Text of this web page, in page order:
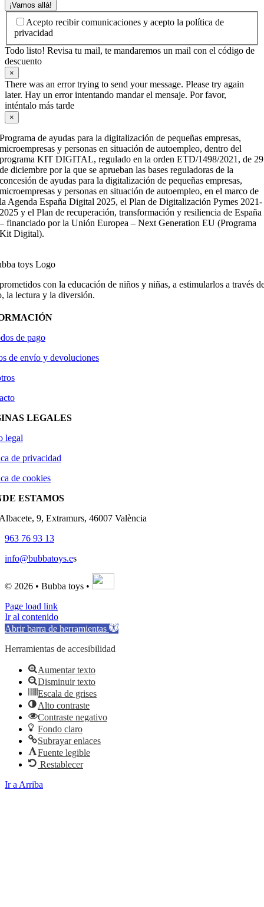
¡Vamos allá!
Acepto recibir comunicaciones y acepto la política de
privacidad
Todo listo! Revisa tu mail, te mandaremos un mail con el código de
descuento
×
There was an error trying to send your message. Please try again
later. Hay un error intentando mandar el mensaje. Por favor,
inténtalo más tarde
×
Programa de ayudas para la digitalización de pequeñas empresas,
microempresas y personas en situación de autoempleo, dentro del
programa KIT DIGITAL, regulado en la orden ETD/1498/2021, de 29
de diciembre por la que se aprueban las bases reguladoras de la
concesión de ayudas para la digitalización de pequeñas empresas,
microempresas y personas en situación de autoempleo, en el marco de
la Agenda España Digital 2025, el Plan de Digitalización Pymes 2021-
2025 y el Plan de recuperación, transformación y resiliencia de España
– financiado por la Unión Europea – Next Generation EU (Programa
Kit Digital).
con la educación de niños y niñas, a estimularlos a través
la lectura y la diversión.
de pago
de envío y devoluciones
LEGALES
legal
de privacidad
de cookies
ESTAMOS
9, Extramurs, 46007 València
963 76 93 13
info@bubbatoys.es
© 2026 • Bubba toys •
Page load link
Ir al contenido
Abrir barra de herramientas
Herramientas de accesibilidad
Aumentar texto
Disminuir texto
Escala de grises
Alto contraste
Contraste negativo
Fondo claro
Subrayar enlaces
Fuente legible
Restablecer
Ir a Arriba